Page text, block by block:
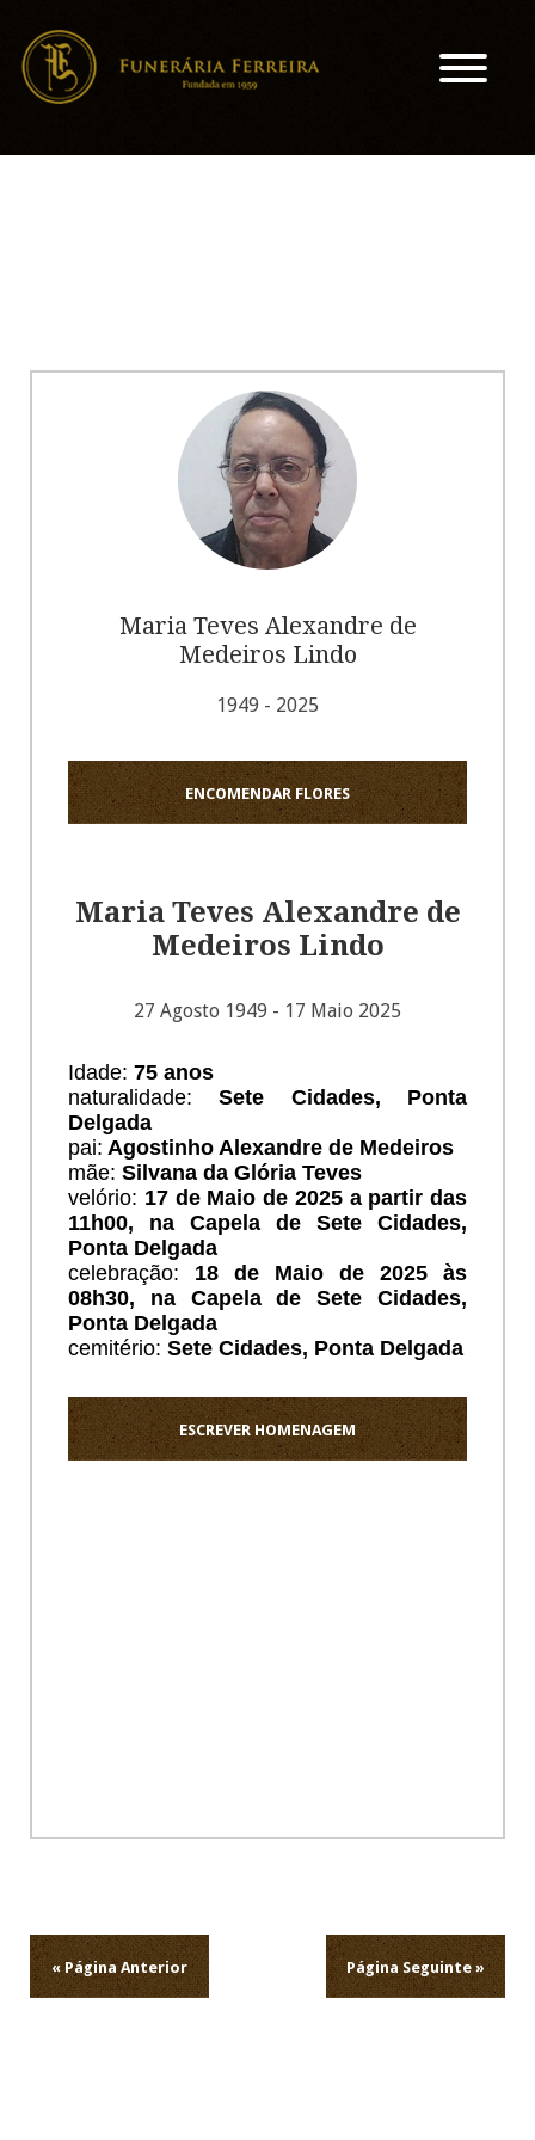
Maria Teves Alexandre de
Medeiros Lindo
1949 - 2025
ENCOMENDAR FLORES
Maria Teves Alexandre de
Medeiros Lindo
27 Agosto 1949 - 17 Maio 2025
Idade: 75 anos
naturalidade: Sete Cidades, Ponta
Delgada
pai: Agostinho Alexandre de Medeiros
mãe: Silvana da Glória Teves
velório: 17 de Maio de 2025 a partir das
11h00, na Capela de Sete Cidades,
Ponta Delgada
celebração: 18 de Maio de 2025 às
08h30, na Capela de Sete Cidades,
Ponta Delgada
cemitério: Sete Cidades, Ponta Delgada
ESCREVER HOMENAGEM
de
artigos
Página Seguinte »
« Página Anterior